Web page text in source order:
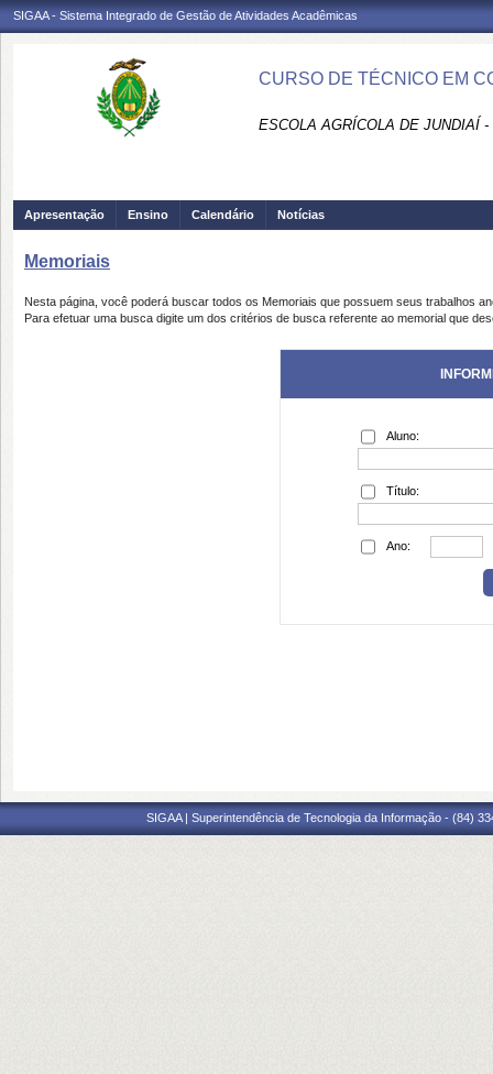
SIGAA - Sistema Integrado de Gestão de Atividades Acadêmicas
CURSO DE TÉCNICO EM
ESCOLA AGRÍCOLA DE JUNDIAÍ -
Apresentação Ensino Calendário Notícias
Memoriais
Nesta página, você poderá buscar todos os Memoriais que possuem seus trabalhos
Para efetuar uma busca digite um dos critérios de busca referente ao memorial que
Aluno:
Título:
Ano:
SIGAA | Superintendência de Tecnologia da Informação - (84)